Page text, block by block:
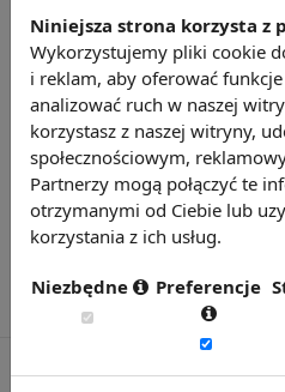
Niniejsza strona korzysta z
Wykorzystujemy pliki cookie
i reklam, aby oferować funkcje
analizować ruch w naszej
korzystasz z naszej witryny,
społecznościowym,
Partnerzy mogą połączyć te
otrzymanymi od Ciebie lub
korzystania z ich usług.
Niezbędne Preferencje